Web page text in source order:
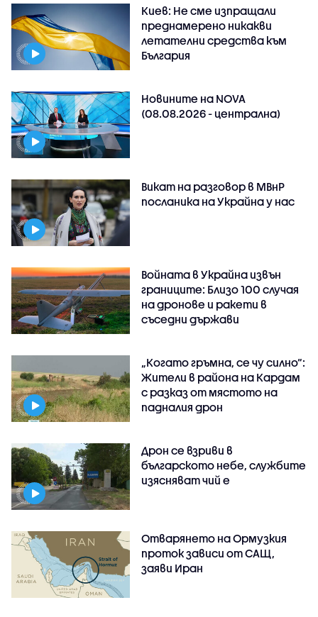
Киев: Не сме изпращали
преднамерено никакви
летателни средства към
България
Новините на NOVA
(08.08.2026 - централна)
Викат на разговор в МВнР
посланика на Украйна у нас
Войната в Украйна извън
границите: Близо 100 случая
на дронове и ракети в
съседни държави
„Когато гръмна, се чу силно“:
Жители в района на Кардам
с разказ от мястото на
падналия дрон
Дрон се взриви в
българското небе, службите
изясняват чий е
Отварянето на Ормузкия
проток зависи от САЩ,
заяви Иран